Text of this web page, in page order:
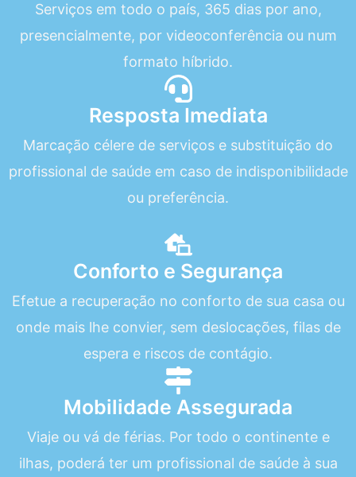
Serviços em todo o país, 365 dias por ano,
presencialmente, por videoconferência ou num
formato híbrido.
Resposta Imediata
Marcação célere de serviços e substituição do
profissional de saúde em caso de indisponibilidade
ou preferência.
Conforto e Segurança
Efetue a recuperação no conforto de sua casa ou
onde mais lhe convier, sem deslocações, filas de
espera e riscos de contágio.
Mobilidade Assegurada
Viaje ou vá de férias. Por todo o continente e
ilhas, poderá ter um profissional de saúde à sua